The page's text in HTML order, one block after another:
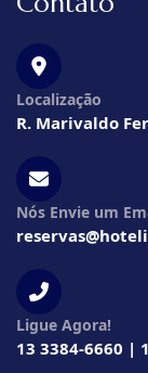
Localização
R. Marivaldo
Nós Envie um
Ligue Agora!
13 3384-6660 |